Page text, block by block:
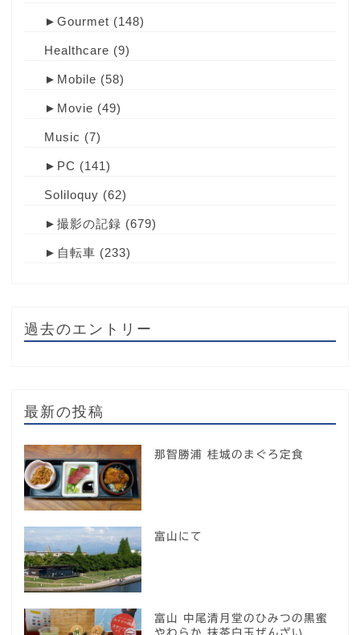
► Gourmet (148)
Healthcare (9)
► Mobile (58)
► Movie (49)
Music (7)
► PC (141)
Soliloquy (62)
► 撮影の記録 (679)
► 自転車 (233)
過去のエントリー
最新の投稿
那智勝浦 桂城のまぐろ定食
富山にて
富山 中尾清月堂のひみつの黒蜜
やわらか 抹茶白玉ぜんざい